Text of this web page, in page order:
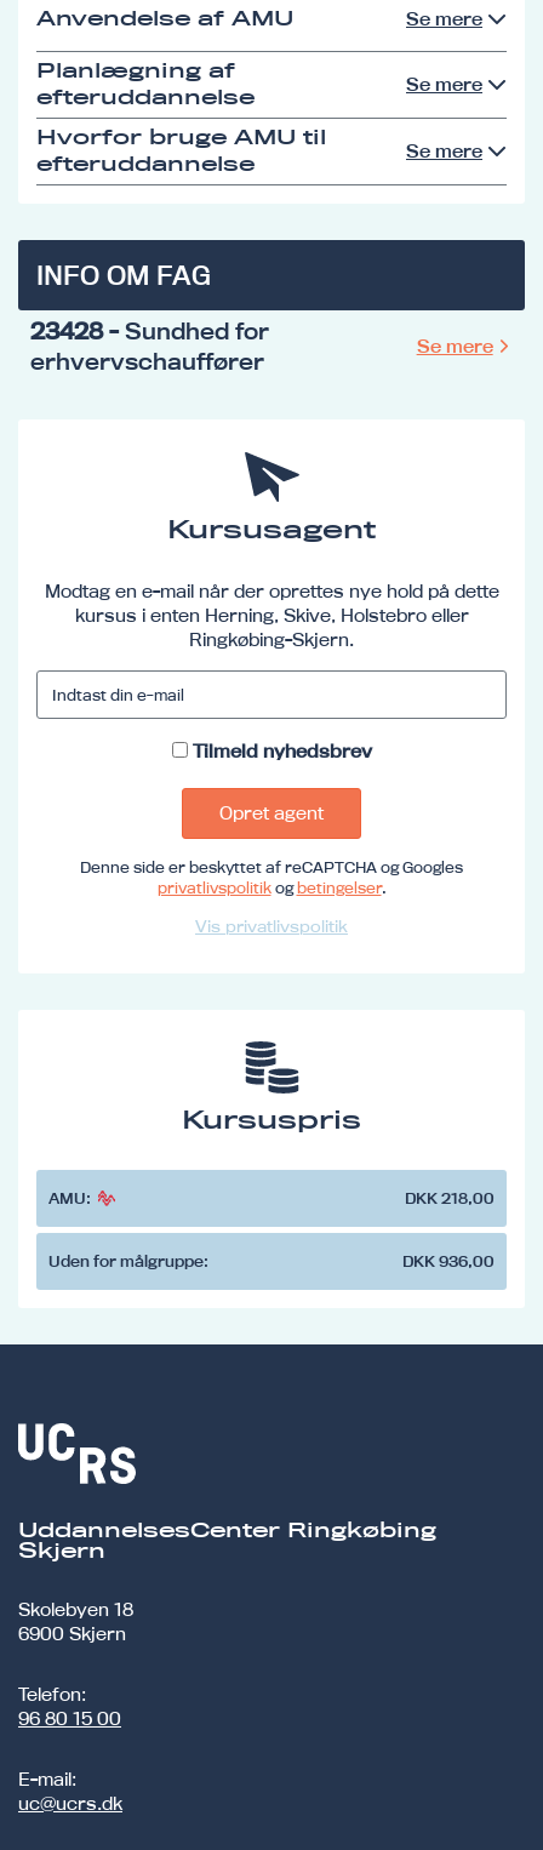
Anvendelse af AMU Se mere
Planlægning af
efteruddannelse
Se mere
Hvorfor bruge AMU til
efteruddannelse
Se mere
INFO OM FAG
23428- Sundhed for
erhvervschauffører
Se mere
Kursusagent
Modtag en e-mail når der oprettes nye hold på dette
kursus i enten Herning, Skive, Holstebro eller
Ringkøbing-Skjern.
Tilmeld nyhedsbrev
Opret agent
Denne side er beskyttet af reCAPTCHA og Googles
privatlivspolitikogbetingelser.
Vis privatlivspolitik
Kursuspris
AMU: DKK 218,00
Uden for målgruppe: DKK 936,00
UddannelsesCenter Ringkøbing
Skjern
Skolebyen 18
6900 Skjern
Telefon:
96 80 15 00
E-mail:
uc@ucrs.dk